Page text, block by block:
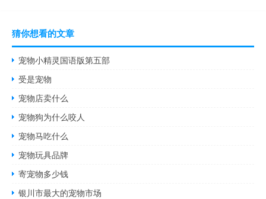
猜你想看的文章
宠物小精灵国语版第五部
受是宠物
宠物店卖什么
宠物狗为什么咬人
宠物马吃什么
宠物玩具品牌
寄宠物多少钱
银川市最大的宠物市场